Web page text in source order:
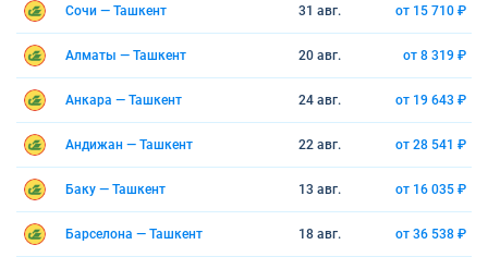
Сочи — Ташкент 31 авг. от 15 710 ₽
Алматы — Ташкент 20 авг. от 8 319 ₽
Анкара — Ташкент 24 авг. от 19 643 ₽
Андижан — Ташкент 22 авг. от 28 541 ₽
Баку — Ташкент 13 авг. от 16 035 ₽
Барселона — Ташкент 18 авг. от 36 538 ₽